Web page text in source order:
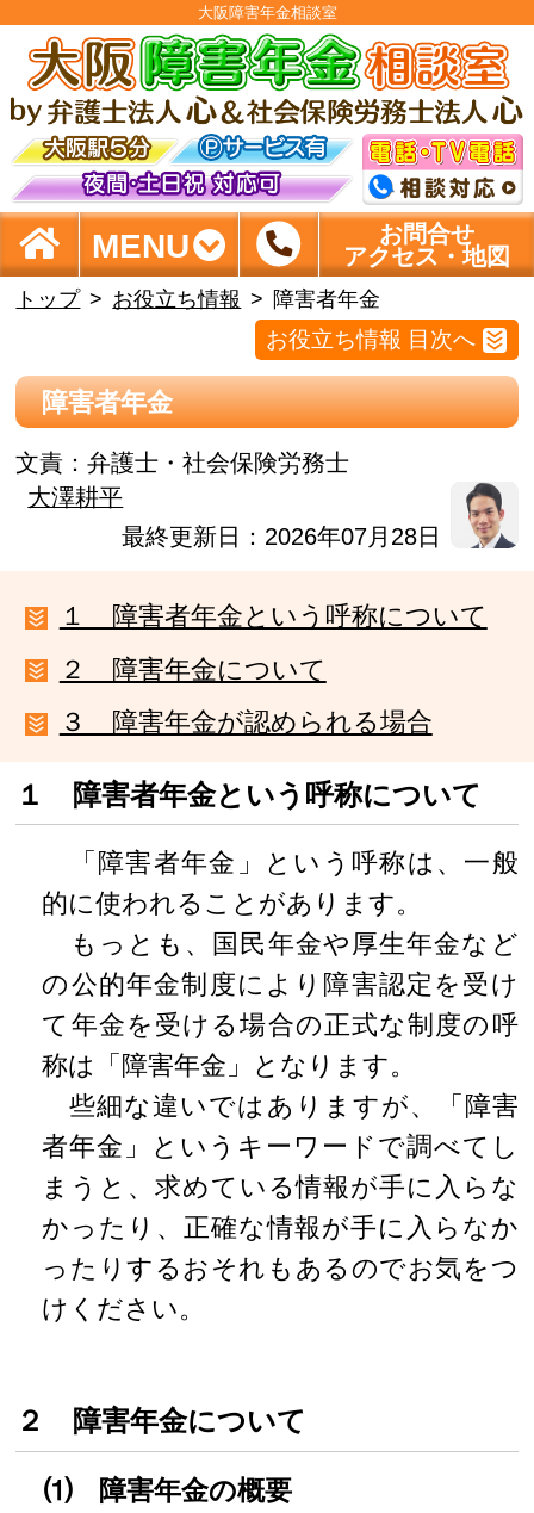
大阪障害年金相談室
MENU
お問合せ
アクセス・地図
トップ お役立ち情報 障害者年金
お役立ち情報 目次へ
障害者年金
文責：弁護士・社会保険労務士
大澤耕平
最終更新日：2026年07月28日
１ 障害者年金という呼称について
２ 障害年金について
３ 障害年金が認められる場合
１ 障害者年金という呼称について
「障害者年金」という呼称は、一般
的に使われることがあります。
もっとも、国民年金や厚生年金など
の公的年金制度により障害認定を受け
て年金を受ける場合の正式な制度の呼
称は「障害年金」となります。
些細な違いではありますが、「障害
者年金」というキーワードで調べてし
まうと、求めている情報が手に入らな
かったり、正確な情報が手に入らなか
ったりするおそれもあるのでお気をつ
けください。
２ 障害年金について
⑴ 障害年金の概要